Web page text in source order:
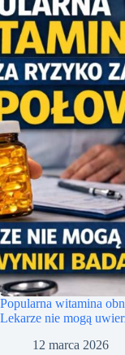
Popularna witamina
Lekarze nie mogą
12 marca 2026